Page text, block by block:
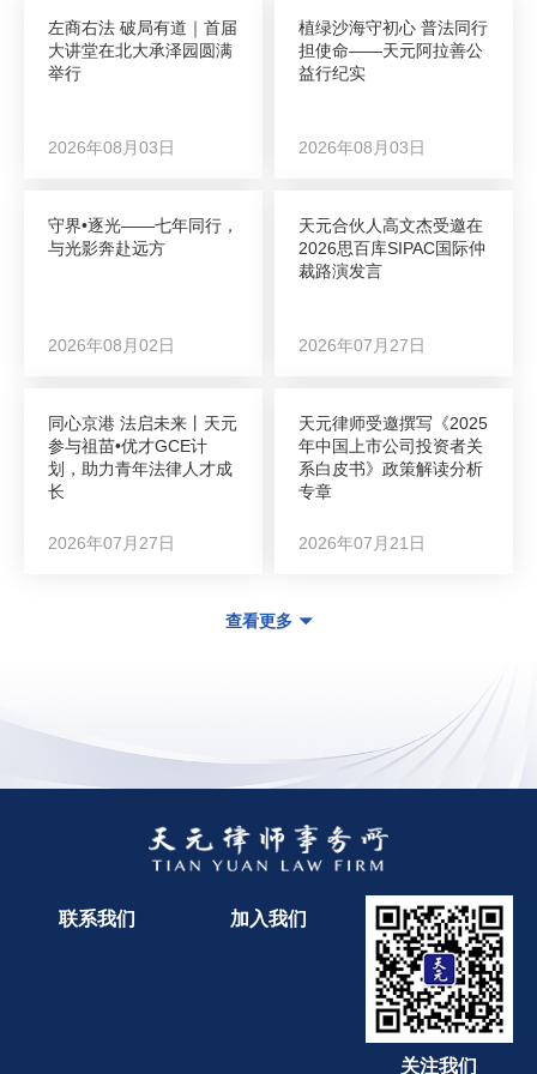
左商右法 破局有道｜首届
大讲堂在北大承泽园圆满
举行
2026年08月03日
植绿沙海守初心 普法同行
担使命——天元阿拉善公
益行纪实
2026年08月03日
守界•逐光——七年同行，
与光影奔赴远方
2026年08月02日
天元合伙人高文杰受邀在
2026思百库SIPAC国际仲
裁路演发言
2026年07月27日
同心京港 法启未来丨天元
参与祖苗•优才GCE计
划，助力青年法律人才成
长
2026年07月27日
天元律师受邀撰写《2025
年中国上市公司投资者关
系白皮书》政策解读分析
专章
2026年07月21日
查看更多
联系我们 加入我们
关注我们